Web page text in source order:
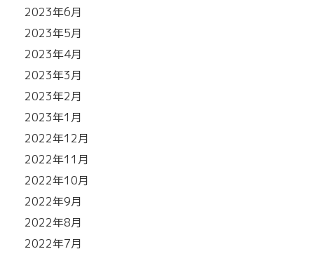
2023年6月
2023年5月
2023年4月
2023年3月
2023年2月
2023年1月
2022年12月
2022年11月
2022年10月
2022年9月
2022年8月
2022年7月